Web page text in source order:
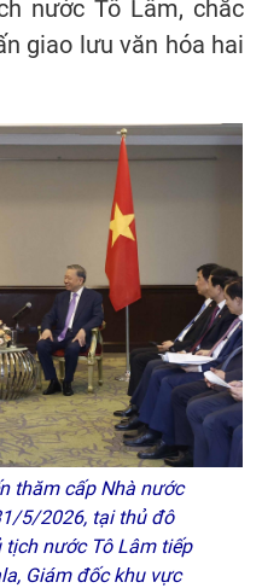
nước Tô Lâm, chắc
giao lưu văn hóa hai
thăm cấp Nhà nước
5/2026, tại thủ đô
tịch nước Tô Lâm tiếp
Giám đốc khu vực